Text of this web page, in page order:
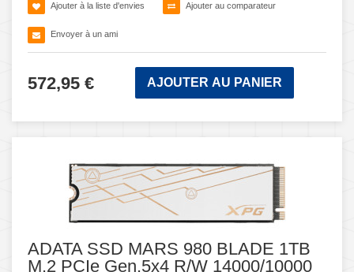
Ajouter à la liste d'envies Ajouter au comparateur
Envoyer à un ami
572,95 € AJOUTER AU PANIER
ADATA SSD MARS 980 BLADE 1TB
M.2 PCIe Gen.5x4 R/W 14000/10000